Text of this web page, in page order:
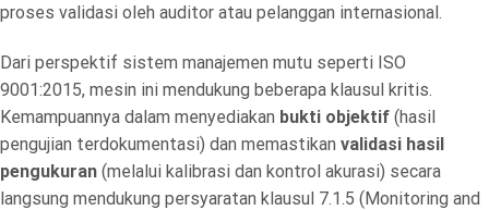
proses validasi oleh auditor atau pelanggan internasional.
Dari perspektif sistem manajemen mutu seperti ISO
9001:2015, mesin ini mendukung beberapa klausul kritis.
Kemampuannya dalam menyediakan bukti objektif (hasil
pengujian terdokumentasi) dan memastikan validasi hasil
pengukuran (melalui kalibrasi dan kontrol akurasi) secara
langsung mendukung persyaratan klausul 7.1.5 (Monitoring and